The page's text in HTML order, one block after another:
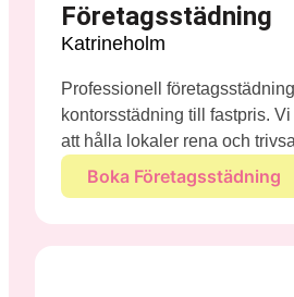
Företagsstädning
Katrineholm
Professionell
kontorsstädning till fastpris.
att hålla lokaler rena och
Boka Företagsstädning